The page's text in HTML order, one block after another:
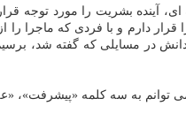
آینده بشریت را مورد توجه
دارم و با فردی که ماجرا را
در مسایلی که گفته شد،
به سه کلمه «پیشرفت»،